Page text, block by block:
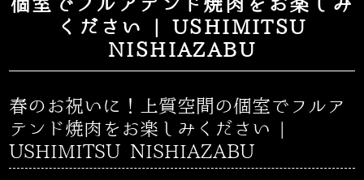
個室でフルアテンド焼肉をお楽しみ
ください | USHIMITSU
NISHIAZABU
春のお祝いに！上質空間の個室でフルア
テンド焼肉をお楽しみください |
USHIMITSU NISHIAZABU